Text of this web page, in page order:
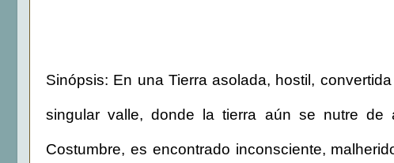
Sinópsis: En una Tierra asolada, hostil,
singular valle, donde la tierra aún se nutre
Costumbre, es encontrado inconsciente,